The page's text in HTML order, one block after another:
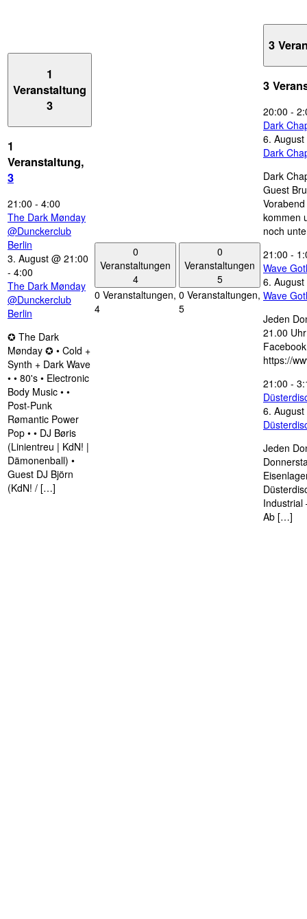
1
Veranstaltung
3
1
Veranstaltung,
3
21:00 - 4:00
The Dark Mønday
@Dunckerclub
Berlin
3. August @ 21:00
- 4:00
The Dark Mønday
@Dunckerclub
Berlin
✪ The Dark
Mønday ✪ • Cold +
Synth + Dark Wave
• • 80's • Electronic
Body Music • •
Post-Punk
Rømantic Power
Pop • • DJ Børis
(Linientreu | KdN! |
Dämonenball) •
Guest DJ Björn
(KdN! / […]
0
Veranstaltungen
4
0 Veranstaltungen,
4
0
Veranstaltungen
5
0 Veranstaltungen,
5
3
3
20:00 -
Dark
6.
Dark
Dark
Guest
kommen
noch
21:00 -
Wave
6.
Wave
Jeden
21.00
https://
21:00 -
6.
Jeden
Industrial
Ab […]